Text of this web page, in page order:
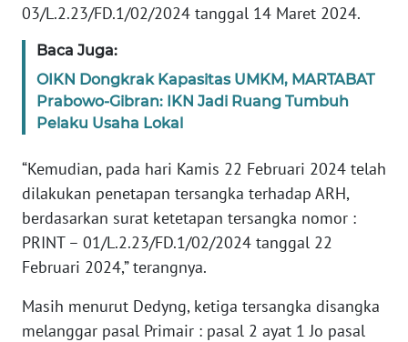
03/L.2.23/FD.1/02/2024 tanggal 14 Maret 2024.
Baca Juga:
OIKN Dongkrak Kapasitas UMKM, MARTABAT
Prabowo-Gibran: IKN Jadi Ruang Tumbuh
Pelaku Usaha Lokal
“Kemudian, pada hari Kamis 22 Februari 2024 telah
dilakukan penetapan tersangka terhadap ARH,
berdasarkan surat ketetapan tersangka nomor :
PRINT – 01/L.2.23/FD.1/02/2024 tanggal 22
Februari 2024,” terangnya.
Masih menurut Dedyng, ketiga tersangka disangka
melanggar pasal Primair : pasal 2 ayat 1 Jo pasal
WN
WN
JATENG
NUSANTARA
WN
JOGJA
JATIM